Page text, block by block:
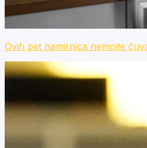
Ovih pet namirnica nemojte